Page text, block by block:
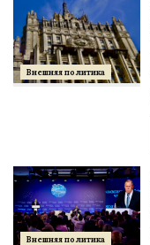
Внешняя политика
Внешняя политика